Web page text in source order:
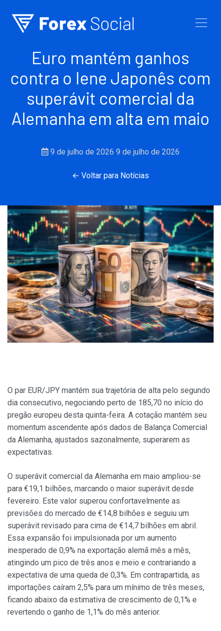
Euro mantém ganhos
contra o Iene Japonês com
superávit comercial da
Alemanha em alta em maio
9 de julho de 2026 9 de julho de 2026
← Voltar para Notícias
O par EUR/JPY mantém sua trajetória de alta pelo segundo
dia consecutivo, negociando perto de 185,70 no início do
pregão europeu desta quinta-feira. A cotação mantém seu
momentum ascendente após dados de Balança Comercial
da Alemanha, ajustados sazonalmente, superarem as
expectativas.
O superávit comercial da Alemanha em maio ampliou-se
para €19,1 bilhões, marcando o maior superávit desde
fevereiro. Este valor superou confortavelmente as
previsões do mercado de €14,8 bilhões e seguiu um
superávit revisado para cima de €14,7 bilhões em abril.
Essa expansão foi impulsionada por um aumento
inesperado de 0,9% na exportação alemã mês a mês,
atingindo um pico de três anos e meio e contrariando a
expectativa de uma queda de 0,3%. Em contrapartida, as
importações caíram 2,5% para um mínimo de três meses,
ficando abaixo da estimativa de crescimento de 0,1% e
revertendo o ganho de 1,1% do mês anterior.